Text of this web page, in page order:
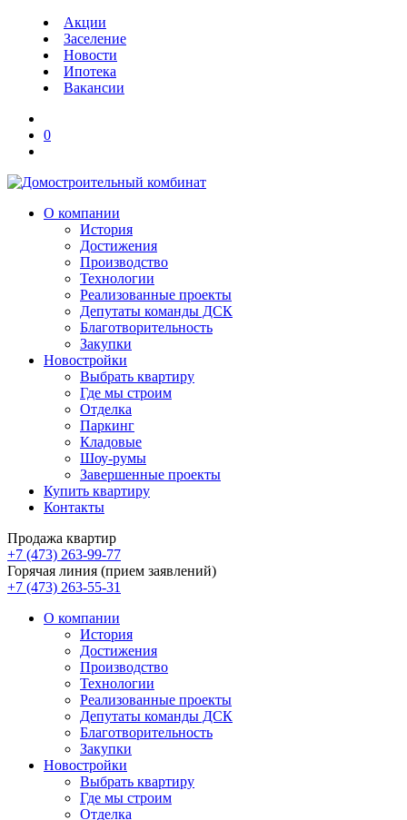
Акции
Заселение
Новости
Ипотека
Вакансии
0
О компании
История
Достижения
Производство
Технологии
Реализованные проекты
Депутаты команды ДСК
Благотворительность
Закупки
Новостройки
Выбрать квартиру
Где мы строим
Отделка
Паркинг
Кладовые
Шоу-румы
Завершенные проекты
Купить квартиру
Контакты
Продажа квартир
+7 (473) 263-99-77
Горячая линия (прием заявлений)
+7 (473) 263-55-31
О компании
История
Достижения
Производство
Технологии
Реализованные проекты
Депутаты команды ДСК
Благотворительность
Закупки
Новостройки
Выбрать квартиру
Где мы строим
Отделка